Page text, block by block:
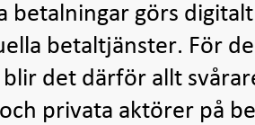
betalningar görs
betaltjänster. För
det därför allt
privata aktörer på